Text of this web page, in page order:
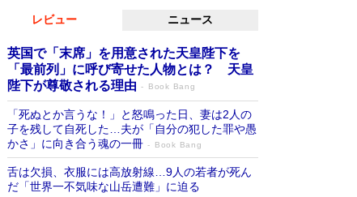
レビュー ニュース
英国で「末席」を用意された天皇陛下を
「最前列」に呼び寄せた人物とは？ 天皇
陛下が尊敬される理由
Book Bang
「死ぬとか言うな！」と怒鳴った日、妻は2人の
子を残して自死した…夫が「自分の犯した罪や愚
かさ」に向き合う魂の一冊
Book Bang
舌は欠損、衣服には高放射線…9人の若者が死ん
だ「世界一不気味な山岳遭難」に迫る